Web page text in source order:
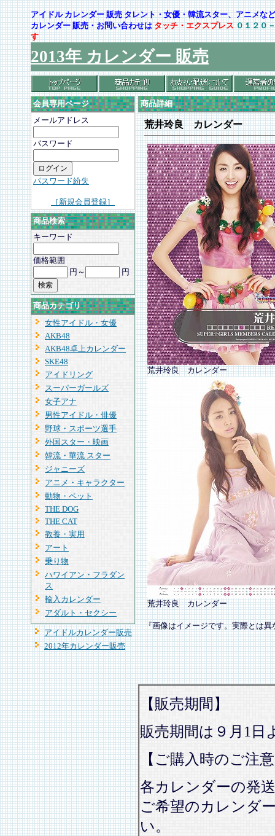
アイドル カレンダー 販売 タレント・女優・韓流スター、アニメ
カレンダー 販売・お問い合わせはタッチ・エクスプレス ０１２０
す
2013年 カレンダー 販売
会員専用ページ
メールアドレス
パスワード
パスワード紛失
［新規会員登録］
商品検索
キーワード
価格範囲
円～
円
商品カテゴリ
女性アイドル・女優
AKB48
AKB48卓上カレンダー
SKE48
アイドリング
スーパーガールズ
女子アナ
男性アイドル・俳優
野球・スポーツ選手
外国スター・映画
韓流・華流 スター
ジャニーズ
アニメ・キャラクター
動物・ペット
THE DOG
THE CAT
教養・実用
アート
乗り物
ハワイアン・フラダン
ス
輸入カレンダー
アダルト・セクシー
アイドルカレンダー販売
2012年カレンダー販売
商品詳細
荒井玲良 カレンダー
荒井玲良 カレンダー
荒井玲良 カレンダー
『画像はイメージです。実際とは
【販売期間】
販売期間は９月1日
【ご購入時のご注
各カレンダーの発
ご希望のカレンダ
い。